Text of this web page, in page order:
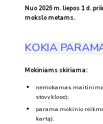
Nuo 2026 m. liepos 1 d.
mokslo metams.
KOKIA
Mokiniams skiriama:
nemokamas
stovyklose);
parama mokinio
kartą).